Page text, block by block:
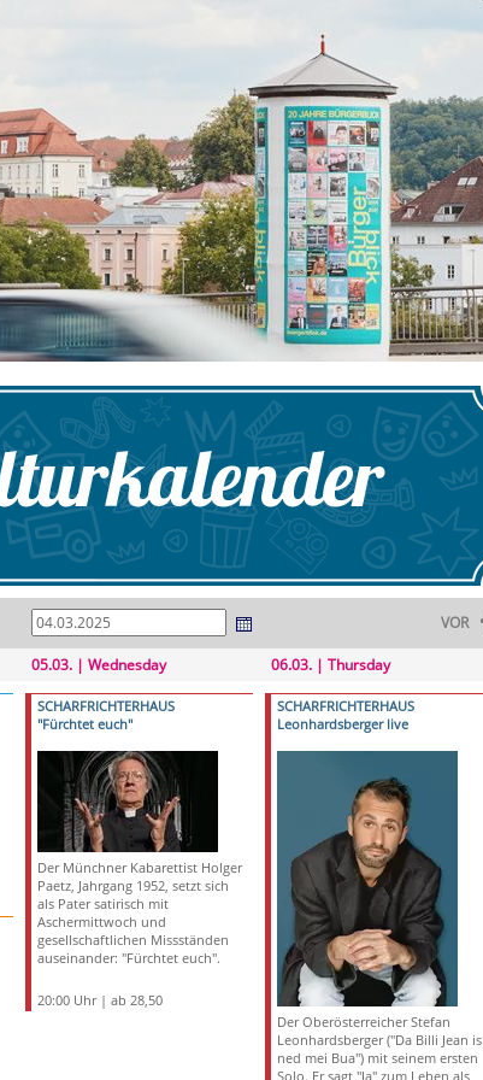
VOR
05.03. | Wednesday
SCHARFRICHTERHAUS
"Fürchtet euch"
Der Münchner Kabarettist Holger
Paetz, Jahrgang 1952, setzt sich
als Pater satirisch mit
Aschermittwoch und
gesellschaftlichen Missständen
auseinander: "Fürchtet euch".
20:00 Uhr | ab 28,50
06.03. | Thursday
SCHARFRICHTERHAUS
Leonhardsberger live
Der Oberösterreicher Stefan
Leonhardsberger ("Da Billi Jean is
ned mei Bua") mit seinem ersten
Solo. Er sagt "Ja" zum Leben als